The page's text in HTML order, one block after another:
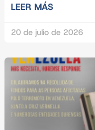
LEER MÁS
20 de julio de 2026